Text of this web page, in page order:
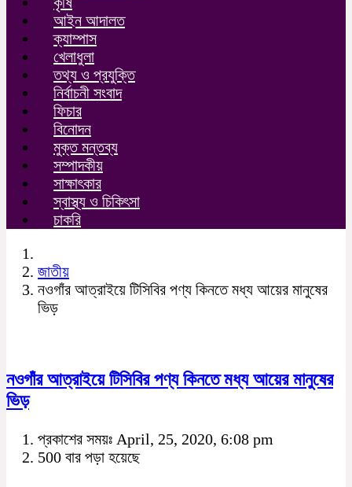
আইন আদালত
ক্যাম্পাস
খেলাধুলা
তথ্য ও প্রযুক্তি
নির্বাচনী সংবাদ
ফিচার
বিনোদন
মুক্ত মন্তব্য
সম্পাদকীয়
সাক্ষাৎকার
স্বাস্থ্য ও চিকিৎসা
চাকরি
জাতীয়
নওগাঁর আত্রাইয়ে টিসিবির পণ্য কিনতে মধ্য আয়ের মানুষের
ভিড়
নওগাঁর আত্রাইয়ে টিসিবির পণ্য কিনতে মধ্য আয়ের মানুষের
ভিড়
প্রকাশের সময়ঃ April, 25, 2020, 6:08 pm
500 বার পড়া হয়েছে